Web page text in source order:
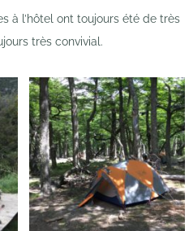
à l’hôtel ont toujours été de très
très convivial.